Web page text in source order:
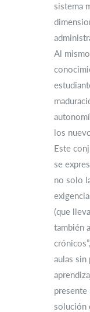
sistema
Al
los
Este
se
no solo
(que
también
aulas sin
presente
solución